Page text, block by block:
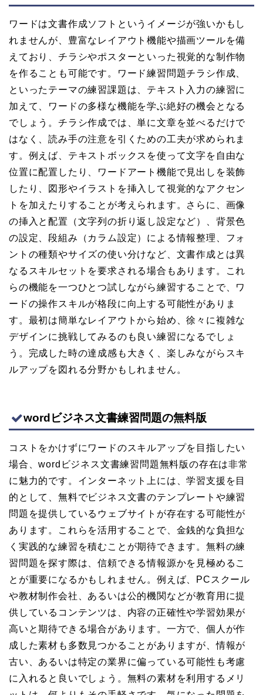
ワードは文書作成ソフトというイメージが強いかもし
れませんが、豊富なレイアウト機能や描画ツールを備
えており、チラシやポスターといった視覚的な制作物
を作ることも可能です。ワード練習問題チラシ作成、
といったテーマの練習課題は、テキスト入力の練習に
加えて、ワードの多様な機能を学ぶ絶好の機会となる
でしょう。チラシ作成では、単に文章を並べるだけで
はなく、読み手の注意を引くための工夫が求められま
す。例えば、テキストボックスを使って文字を自由な
位置に配置したり、ワードアート機能で見出しを装飾
したり、図形やイラストを挿入して視覚的なアクセン
トを加えたりすることが考えられます。さらに、画像
の挿入と配置（文字列の折り返し設定など）、背景色
の設定、段組み（カラム設定）による情報整理、フォ
ントの種類やサイズの使い分けなど、文書作成とは異
なるスキルセットを要求される場合もあります。これ
らの機能を一つひとつ試しながら練習することで、ワ
ードの操作スキルが格段に向上する可能性がありま
す。最初は簡単なレイアウトから始め、徐々に複雑な
デザインに挑戦してみるのも良い練習になるでしょ
う。完成した時の達成感も大きく、楽しみながらスキ
ルアップを図れる分野かもしれません。
wordビジネス文書練習問題の無料版
コストをかけずにワードのスキルアップを目指したい
場合、wordビジネス文書練習問題無料版の存在は非常
に魅力的です。インターネット上には、学習支援を目
的として、無料でビジネス文書のテンプレートや練習
問題を提供しているウェブサイトが存在する可能性が
あります。これらを活用することで、金銭的な負担な
く実践的な練習を積むことが期待できます。無料の練
習問題を探す際は、信頼できる情報源かを見極めるこ
とが重要になるかもしれません。例えば、PCスクール
や教材制作会社、あるいは公的機関などが教育用に提
供しているコンテンツは、内容の正確性や学習効果が
高いと期待できる場合があります。一方で、個人が作
成した素材も多数見つかることがありますが、情報が
古い、あるいは特定の業界に偏っている可能性も考慮
に入れると良いでしょう。無料の素材を利用するメリ